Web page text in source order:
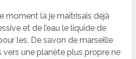
moment là je maîtrisais déjà
et de l’eau le liquide de
les. De savon de marseille
vers une planète plus propre ne